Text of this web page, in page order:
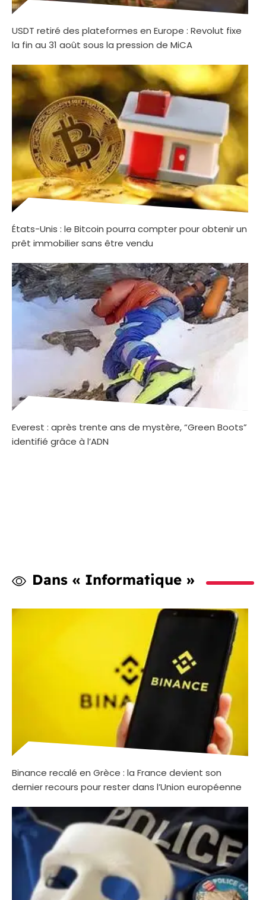
USDT retiré des plateformes en Europe : Revolut fixe
la fin au 31 août sous la pression de MiCA
États-Unis : le Bitcoin pourra compter pour obtenir un
prêt immobilier sans être vendu
Everest : après trente ans de mystère, “Green Boots”
identifié grâce à l’ADN
Dans « Informatique »
Binance recalé en Grèce : la France devient son
dernier recours pour rester dans l’Union européenne